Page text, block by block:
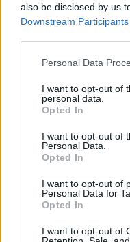
also be disclosed by us
Downstream Participants
Please note that this
not limited to your visit
grant or deny consent
use your data for below
consent section.
Personal Data
I want to opt-out of
personal data.
Opted In
I want to opt-out of
Personal Data.
Opted In
I want to opt-out of
Personal Data for
Opted In
I want to opt-out of
Hála Istennek az ő
A REMÉNYIK-
Tantermeket,
LÁTTÁL MÁR
KARÁCSONY
2021. szeptember. 02. 15:25
JÓ BIZNISZ LEHET
CSERKÉSZHÁZ,
2020. szeptember. 02.